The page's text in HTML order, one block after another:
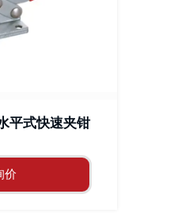
平式快速夹钳
价